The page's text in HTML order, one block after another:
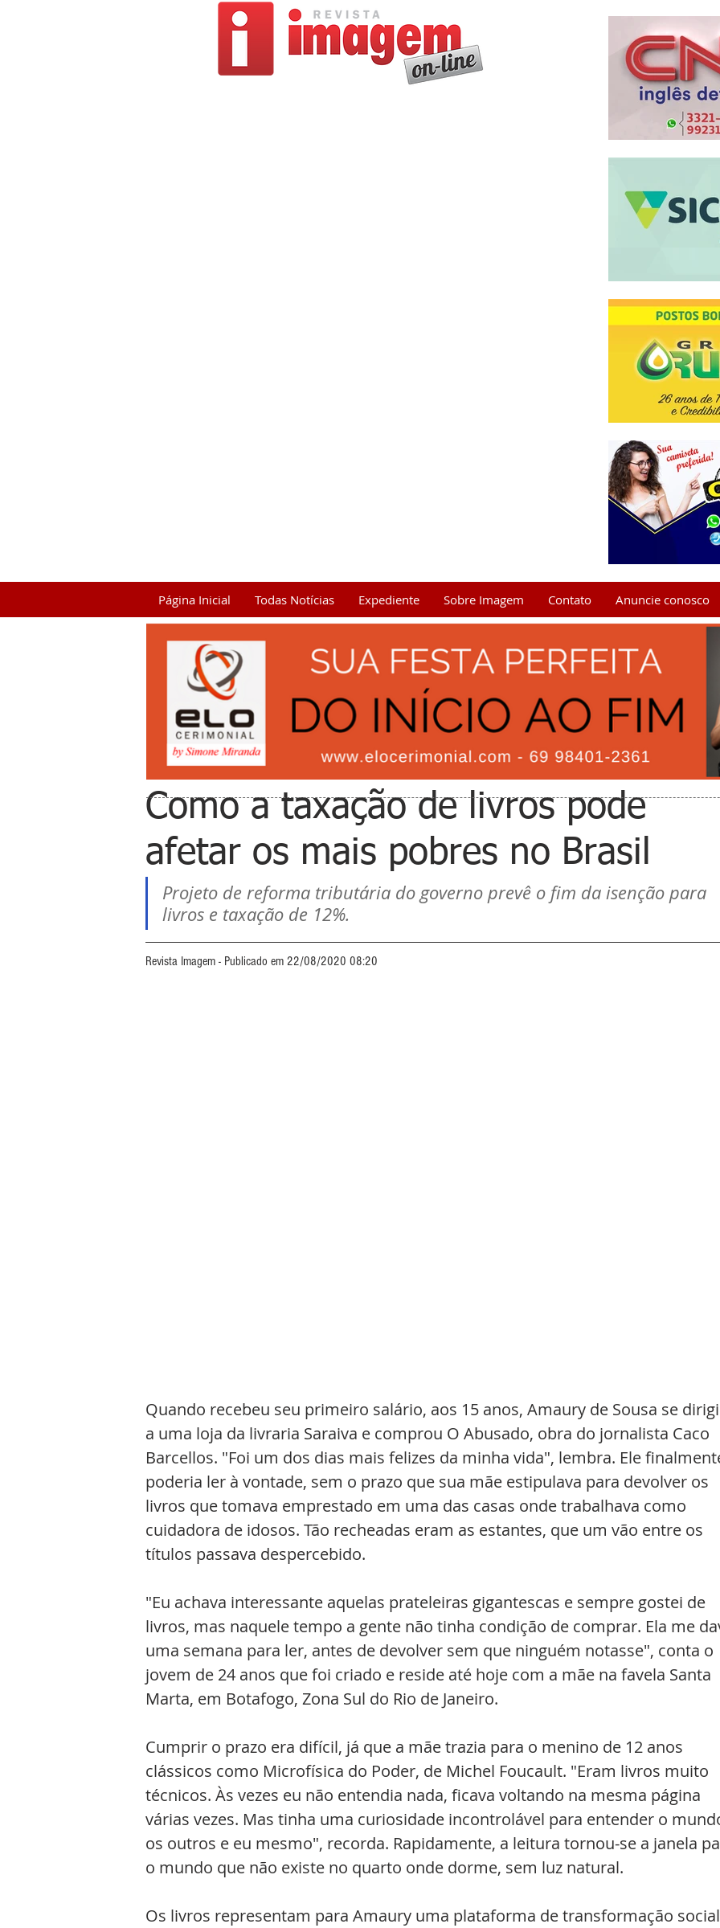
Página Inicial Todas Notícias Expediente Sobre Imagem Contato Anuncie conosco
Como a taxação de livros pode
afetar os mais pobres no Brasil
Projeto de reforma tributária do governo prevê o fim da isenção para
livros e taxação de 12%.
Revista Imagem - Publicado em 22/08/2020 08:20
Quando recebeu seu primeiro salário, aos 15 anos, Amaury de Sousa se
a uma loja da livraria Saraiva e comprou O Abusado, obra do jornalista Caco
Barcellos. "Foi um dos dias mais felizes da minha vida", lembra. Ele
poderia ler à vontade, sem o prazo que sua mãe estipulava para devolver os
livros que tomava emprestado em uma das casas onde trabalhava como
cuidadora de idosos. Tão recheadas eram as estantes, que um vão entre os
títulos passava despercebido.
"Eu achava interessante aquelas prateleiras gigantescas e sempre gostei de
livros, mas naquele tempo a gente não tinha condição de comprar. Ela me
uma semana para ler, antes de devolver sem que ninguém notasse", conta o
jovem de 24 anos que foi criado e reside até hoje com a mãe na favela Santa
Marta, em Botafogo, Zona Sul do Rio de Janeiro.
Cumprir o prazo era difícil, já que a mãe trazia para o menino de 12 anos
clássicos como Microfísica do Poder, de Michel Foucault. "Eram livros muito
técnicos. Às vezes eu não entendia nada, ficava voltando na mesma página
várias vezes. Mas tinha uma curiosidade incontrolável para entender o
os outros e eu mesmo", recorda. Rapidamente, a leitura tornou-se a janela
o mundo que não existe no quarto onde dorme, sem luz natural.
Os livros representam para Amaury uma plataforma de transformação